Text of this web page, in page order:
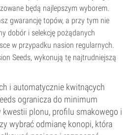
będą najlepszym wyborem.
gwarancję topów, a przy tym nie
dobór i selekcję pożądanych
w przypadku nasion regularnych.
Seeds, wykonują tę najtrudniejszą
i automatycznie kwitnących
ogranicza do minimum
plonu, profilu smakowego i
wybrać odmianę konopi, która